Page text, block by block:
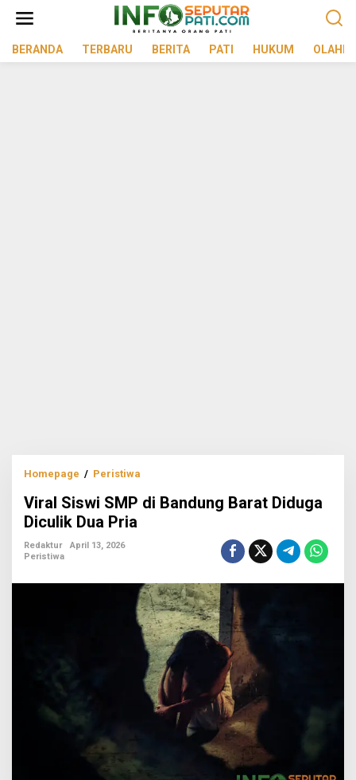
BERANDA
TERBARU BERITA PATI HUKUM
Homepage / Peristiwa
SMP
Dua
Pria
Viral Siswi SMP di Bandung Barat Diduga
Diculik Dua Pria
Redaktur
April 13, 2026
Peristiwa